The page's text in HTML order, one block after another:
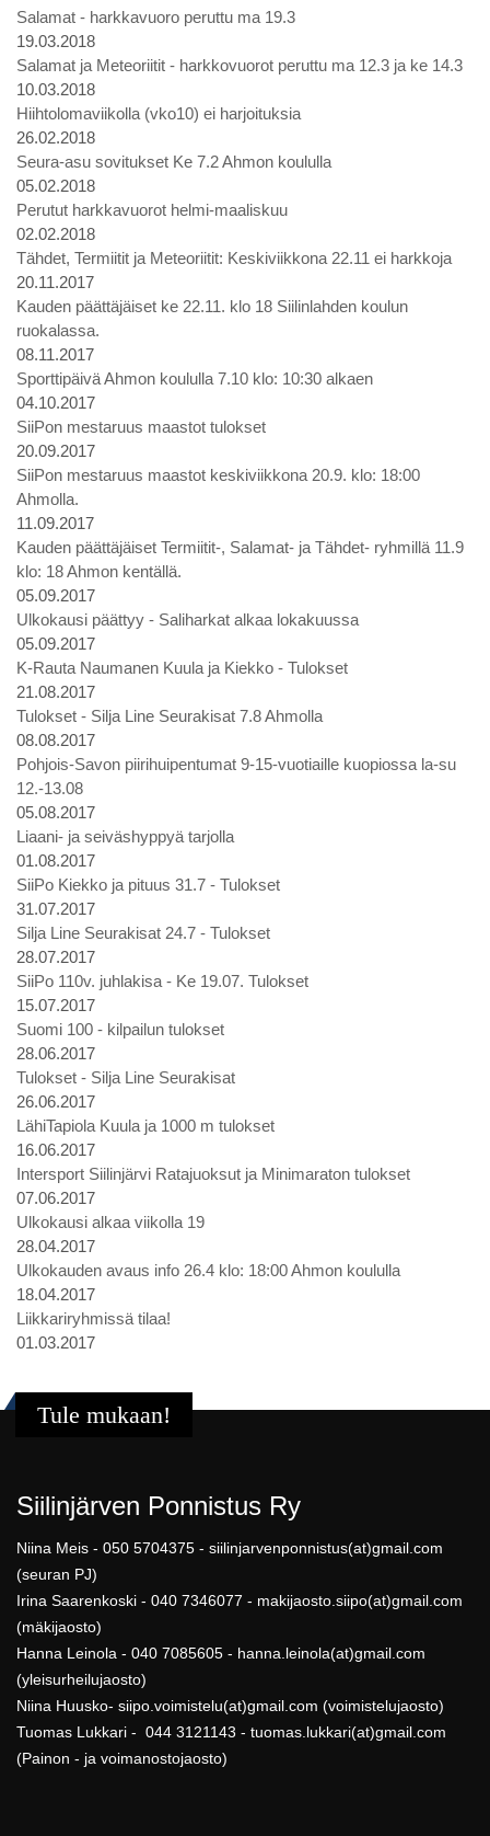
Salamat - harkkavuoro peruttu ma 19.3
19.03.2018
Salamat ja Meteoriitit - harkkovuorot peruttu ma 12.3 ja ke 14.3
10.03.2018
Hiihtolomaviikolla (vko10) ei harjoituksia
26.02.2018
Seura-asu sovitukset Ke 7.2 Ahmon koululla
05.02.2018
Perutut harkkavuorot helmi-maaliskuu
02.02.2018
Tähdet, Termiitit ja Meteoriitit: Keskiviikkona 22.11 ei harkkoja
20.11.2017
Kauden päättäjäiset ke 22.11. klo 18 Siilinlahden koulun
ruokalassa.
08.11.2017
Sporttipäivä Ahmon koululla 7.10 klo: 10:30 alkaen
04.10.2017
SiiPon mestaruus maastot tulokset
20.09.2017
SiiPon mestaruus maastot keskiviikkona 20.9. klo: 18:00
Ahmolla.
11.09.2017
Kauden päättäjäiset Termiitit-, Salamat- ja Tähdet- ryhmillä 11.9
klo: 18 Ahmon kentällä.
05.09.2017
Ulkokausi päättyy - Saliharkat alkaa lokakuussa
05.09.2017
K-Rauta Naumanen Kuula ja Kiekko - Tulokset
21.08.2017
Tulokset - Silja Line Seurakisat 7.8 Ahmolla
08.08.2017
Pohjois-Savon piirihuipentumat 9-15-vuotiaille kuopiossa la-su
12.-13.08
05.08.2017
Liaani- ja seiväshyppyä tarjolla
01.08.2017
SiiPo Kiekko ja pituus 31.7 - Tulokset
31.07.2017
Silja Line Seurakisat 24.7 - Tulokset
28.07.2017
SiiPo 110v. juhlakisa - Ke 19.07. Tulokset
15.07.2017
Suomi 100 - kilpailun tulokset
28.06.2017
Tulokset - Silja Line Seurakisat
26.06.2017
LähiTapiola Kuula ja 1000 m tulokset
16.06.2017
Intersport Siilinjärvi Ratajuoksut ja Minimaraton tulokset
07.06.2017
Ulkokausi alkaa viikolla 19
28.04.2017
Ulkokauden avaus info 26.4 klo: 18:00 Ahmon koululla
18.04.2017
Liikkariryhmissä tilaa!
01.03.2017
Tule mukaan!
Siilinjärven Ponnistus Ry
Niina Meis - 050 5704375 - siilinjarvenponnistus(at)gmail.com
(seuran PJ)
Irina Saarenkoski - 040 7346077 - makijaosto.siipo(at)gmail.com
(mäkijaosto)
Hanna Leinola - 040 7085605 - hanna.leinola(at)gmail.com
(yleisurheilujaosto)
Niina Huusko- siipo.voimistelu(at)gmail.com (voimistelujaosto)
Tuomas Lukkari - 044 3121143 - tuomas.lukkari(at)gmail.com
(Painon - ja voimanostojaosto)